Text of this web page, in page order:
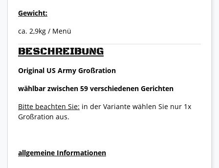
BESCHREIBUNG
Original US Army Großration
wählbar zwischen 59 verschiedenen Gerichten
Bitte beachten Sie: in der Variante wählen Sie nur 1x
Großration aus.
allgemeine Informationen
Gewicht:
ca. 2,9kg / Menü